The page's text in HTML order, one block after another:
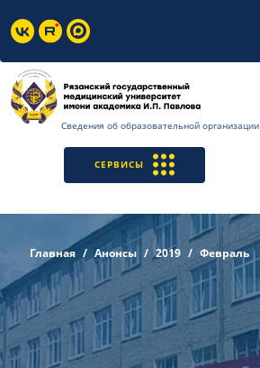
Сведения об образовательной организации
СЕРВИСЫ
Главная Анонсы 2019 Февраль